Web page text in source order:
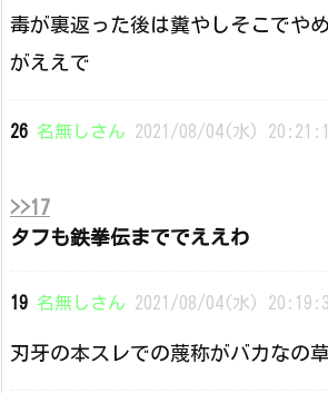
毒が裏返った後は糞やしそこでや
がええで
26 名無しさん 2021/08/04(水)
>>17
タフも鉄拳伝まででええわ
19 名無しさん 2021/08/04(水)
刃牙の本スレでの蔑称がバカなの